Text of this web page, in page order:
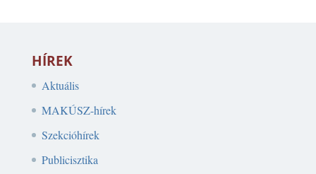
HÍREK
Aktuális
MAKÚSZ-hírek
Szekcióhírek
Publicisztika